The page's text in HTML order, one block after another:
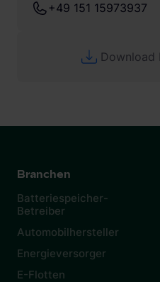
+49 151 15973937
Download
Branchen
Batteriespeicher-
Betreiber
Automobilhersteller
Energieversorger
E-Flotten